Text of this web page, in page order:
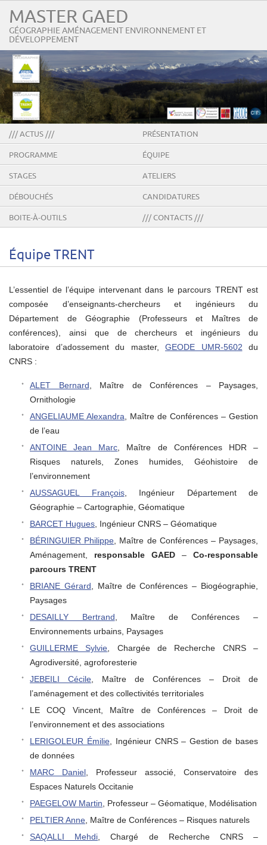
MASTER GAED
GÉOGRAPHIE AMÉNAGEMENT ENVIRONNEMENT ET
DÉVELOPPEMENT
/// ACTUS /// PRÉSENTATION
PROGRAMME ÉQUIPE
STAGES ATELIERS
DÉBOUCHÉS CANDIDATURES
BOITE-À-OUTILS /// CONTACTS ///
Équipe TRENT
L’essentiel de l’équipe intervenant dans le parcours TRENT est
composée d’enseignants-chercheurs et ingénieurs du
Département de Géographie (Professeurs et Maîtres de
conférences), ainsi que de chercheurs et ingénieurs du
laboratoire d’adossement du master, GEODE UMR-5602 du
CNRS :
ALET Bernard , Maître de Conférences – Paysages,
Ornithologie
ANGELIAUME Alexandra , Maître de Conférences – Gestion
de l’eau
ANTOINE Jean Marc , Maître de Conférences HDR –
Risques naturels, Zones humides, Géohistoire de
l’environnement
AUSSAGUEL François, Ingénieur Département de
Géographie – Cartographie, Géomatique
BARCET Hugues , Ingénieur CNRS – Géomatique
BÉRINGUIER Philippe , Maître de Conférences – Paysages,
Aménagement, responsable GAED – Co-responsable
parcours TRENT
BRIANE Gérard , Maître de Conférences – Biogéographie,
Paysages
DESAILLY Bertrand , Maître de Conférences –
Environnements urbains, Paysages
GUILLERME Sylvie , Chargée de Recherche CNRS –
Agrodiversité, agroforesterie
JEBEILI Cécile , Maître de Conférences – Droit de
l’aménagement et des collectivités territoriales
LE COQ Vincent, Maître de Conférences – Droit de
l’environnement et des associations
LERIGOLEUR Émilie, Ingénieur CNRS – Gestion de bases
de données
MARC Daniel , Professeur associé, Conservatoire des
Espaces Naturels Occitanie
PAEGELOW Martin , Professeur – Géomatique, Modélisation
PELTIER Anne , Maître de Conférences – Risques naturels
SAQALLI Mehdi , Chargé de Recherche CNRS –